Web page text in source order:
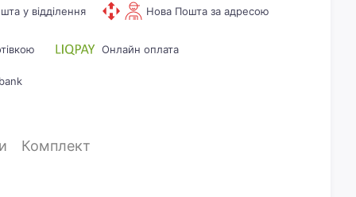
у відділення Нова Пошта за адресою
Онлайн оплата
Комплект